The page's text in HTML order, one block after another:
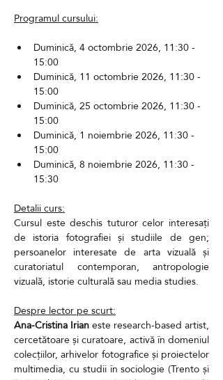
Programul cursului:
Duminică, 4 octombrie 2026, 11:30 -
15:00
Duminică, 11 octombrie 2026, 11:30 -
15:00
Duminică, 25 octombrie 2026, 11:30 -
15:00
Duminică, 1 noiembrie 2026, 11:30 -
15:00
Duminică, 8 noiembrie 2026, 11:30 -
15:30
Detalii curs:
Cursul este deschis tuturor celor interesați
de istoria fotografiei și studiile de gen;
persoanelor interesate de arta vizuală și
curatoriatul contemporan, antropologie
vizuală, istorie culturală sau media studies.
Despre lector pe scurt:
Ana-Cristina Irian este research-based artist,
cercetătoare și curatoare, activă în domeniul
colecțiilor, arhivelor fotografice și proiectelor
multimedia, cu studii în sociologie (Trento și